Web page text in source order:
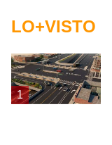
LO+VISTO
1